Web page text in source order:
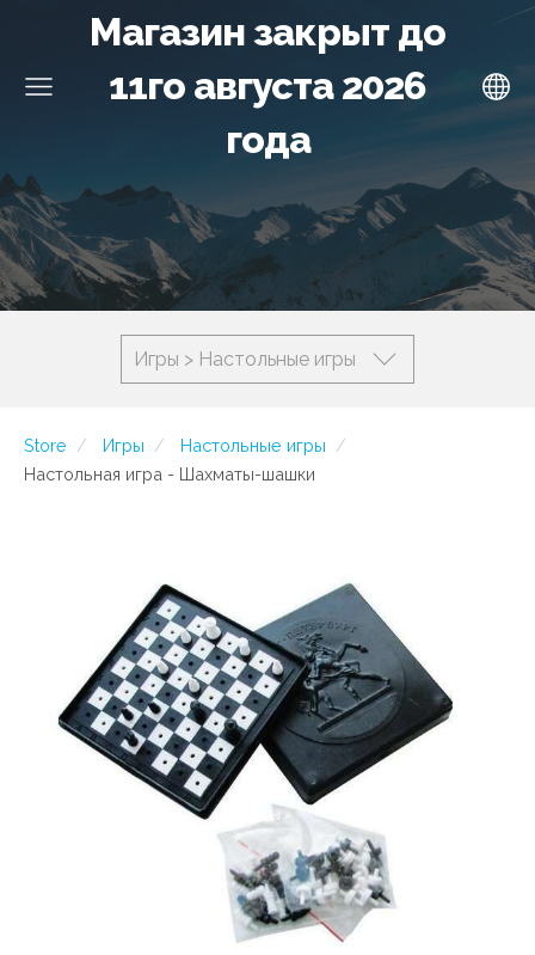
Магазин закрыт до
11го августа 2026
года
Игры > Настольные игры
Store Игры
Настольные игры
Настольная игра - Шахматы-шашки